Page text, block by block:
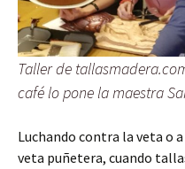
Taller de
café lo pone la maestra
Luchando contra la veta o
veta puñetera, cuando